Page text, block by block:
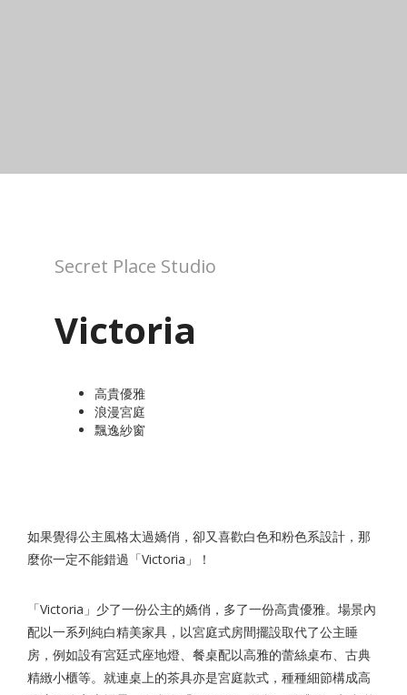
Secret Place Studio
Victoria
高貴優雅
浪漫宮庭
飄逸紗窗
如果覺得公主風格太過嬌俏，卻又喜歡白色和粉色系設計，那
麼你一定不能錯過「Victoria」！
「Victoria」少了一份公主的嬌俏，多了一份高貴優雅。場景內
配以一系列純白精美家具，以宮庭式房間擺設取代了公主睡
房，例如設有宮廷式座地燈、餐桌配以高雅的蕾絲桌布、古典
精緻小櫃等。就連桌上的茶具亦是宮庭款式，種種細節構成高